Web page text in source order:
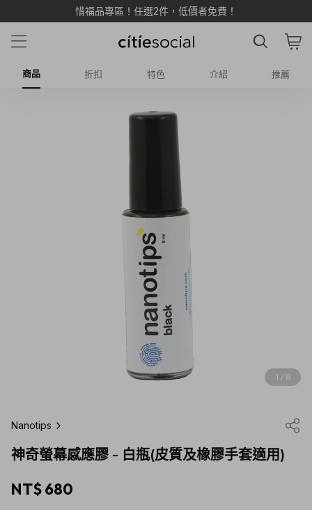
惜福品專區！任選2件，低價者免費！
商品 折扣 特色 介紹 推薦
1 / 8
Nanotips
神奇螢幕感應膠 - 白瓶(皮質及橡膠手套適用)
NT$ 680